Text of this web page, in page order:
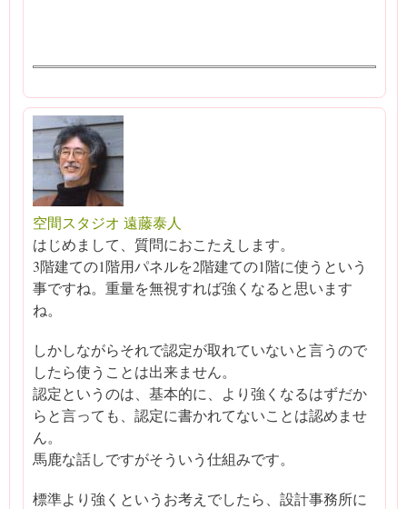
空間スタジオ 遠藤泰人
はじめまして、質問におこたえします。
3階建ての1階用パネルを2階建ての1階に使うという
事ですね。重量を無視すれば強くなると思います
ね。
しかしながらそれで認定が取れていないと言うので
したら使うことは出来ません。
認定というのは、基本的に、より強くなるはずだか
らと言っても、認定に書かれてないことは認めませ
ん。
馬鹿な話しですがそういう仕組みです。
標準より強くというお考えでしたら、設計事務所に